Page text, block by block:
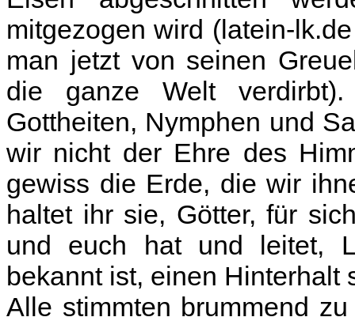
mitgezogen wird (latein-
man jetzt von seinen
die ganze Welt
Gottheiten, Nymphen und
wir nicht der Ehre des
gewiss die Erde, die wir
haltet ihr sie, Götter, für
und euch hat und leitet,
bekannt ist, einen Hinterhalt
Alle stimmten brummend